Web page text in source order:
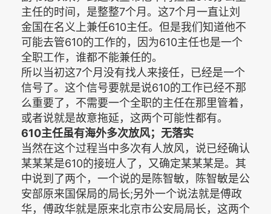
主任的时间，是整整7个月。这7个月一直让刘
金国在名义上兼任610主任。但是我们知道他不
可能去管610的工作的，因为610主任也是一个
全职工作，谁都不能兼任的。
所以当初这7个月没有找人来接任，已经是一个
信号了。这个信号要就是说610的工作已经不那
么重要了，不需要一个全职的主任在那里管着，
或者说就是故意拖延，这两个可能性都有。
610主任虽有海外多次放风；无落实
当然在这个过程当中多次有人放风，说已经确认
某某某是610的接班人了，又确定某某某是。其
中说到了两个，一个说的是陈智敏，陈智敏是公
安部原来国保局的局长;另外一个说法就是傅政
华，傅政华就是原来北京市公安局局长，这两个